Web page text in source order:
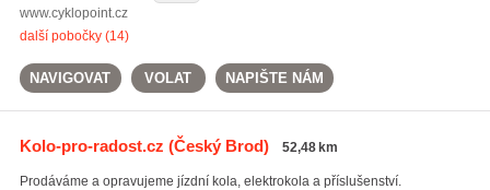
www.cyklopoint.cz
další pobočky (14)
NAVIGOVAT VOLAT NAPIŠTE NÁM
Kolo-pro-radost.cz (Český Brod) 52,48 km
Prodáváme a opravujeme jízdní kola, elektrokola a příslušenství.